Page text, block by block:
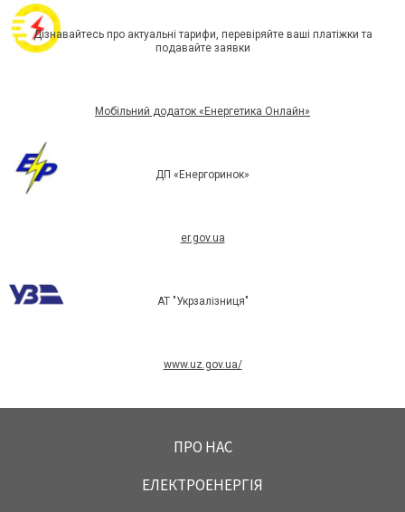
Дізнавайтесь про актуальні тарифи, перевіряйте ваші платіжки та
подавайте заявки
Мобільний додаток «Енергетика Онлайн»
ДП «Енергоринок»
er.gov.ua
АТ "Укрзалізниця"
www.uz.gov.ua/
ПРО НАС
ЕЛЕКТРОЕНЕРГІЯ